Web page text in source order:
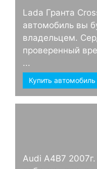
Lada Гранта
автомобиль вы
владельцем.
проверенный
...
Купить автомобиль
Audi А4B7 2007г.